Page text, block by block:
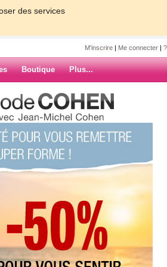
des services
M'inscrire | Me connecter |
Boutique Plus...
ARCHIVES